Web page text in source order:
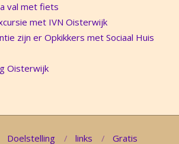
val met fiets
met IVN Oisterwijk
zijn er Opkikkers met Sociaal Huis
Oisterwijk
Doelstelling links Gratis